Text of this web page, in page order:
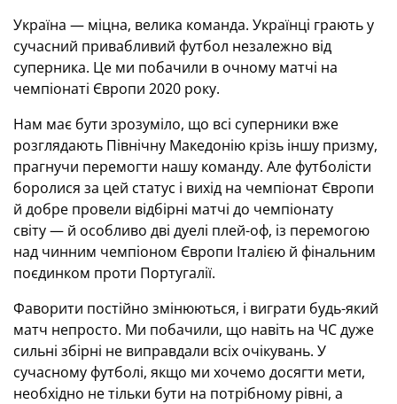
Україна — міцна, велика команда. Українці грають у
сучасний привабливий футбол незалежно від
суперника. Це ми побачили в очному матчі на
чемпіонаті Європи 2020 року.
Нам має бути зрозуміло, що всі суперники вже
розглядають Північну Македонію крізь іншу призму,
прагнучи перемогти нашу команду. Але футболісти
боролися за цей статус і вихід на чемпіонат Європи
й добре провели відбірні матчі до чемпіонату
світу — й особливо дві дуелі плей-оф, із перемогою
над чинним чемпіоном Європи Італією й фінальним
поєдинком проти Португалії.
Фаворити постійно змінюються, і виграти будь-який
матч непросто. Ми побачили, що навіть на ЧС дуже
сильні збірні не виправдали всіх очікувань. У
сучасному футболі, якщо ми хочемо досягти мети,
необхідно не тільки бути на потрібному рівні, а